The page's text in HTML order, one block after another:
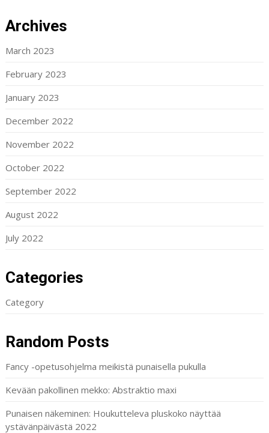
Archives
March 2023
February 2023
January 2023
December 2022
November 2022
October 2022
September 2022
August 2022
July 2022
Categories
Category
Random Posts
Fancy -opetusohjelma meikistä punaisella pukulla
Kevään pakollinen mekko: Abstraktio maxi
Punaisen näkeminen: Houkutteleva pluskoko näyttää
ystävänpäivästä 2022